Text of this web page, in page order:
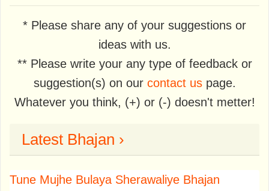
* Please share any of your suggestions or
ideas with us.
** Please write your any type of feedback or
suggestion(s) on our contact uspage.
Whatever you think, (+) or (-) doesn't metter!
Latest Bhajan ›
Tune Mujhe Bulaya Sherawaliye Bhajan